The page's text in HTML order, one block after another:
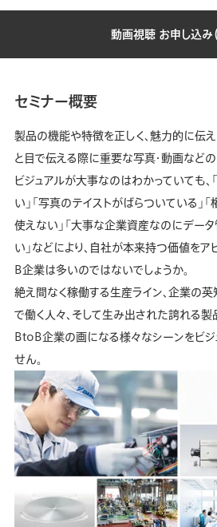
動画視聴 お申し込み（
セミナー概要
製品の機能や特徴を正しく、魅力的に伝え
と目で伝える際に重要な写真・動画などの
ビジュアルが大事なのはわかっていても、
い」「写真のテイストがばらついている」
使えない」「大事な企業資産なのにデー
い」などにより、自社が本来持つ価値を
B企業は多いのではないでしょうか。
絶え間なく稼働する生産ライン、企業の英
で働く人々、そして生み出された誇れる製
BtoB企業の画になる様々なシーンをビジ
せん。